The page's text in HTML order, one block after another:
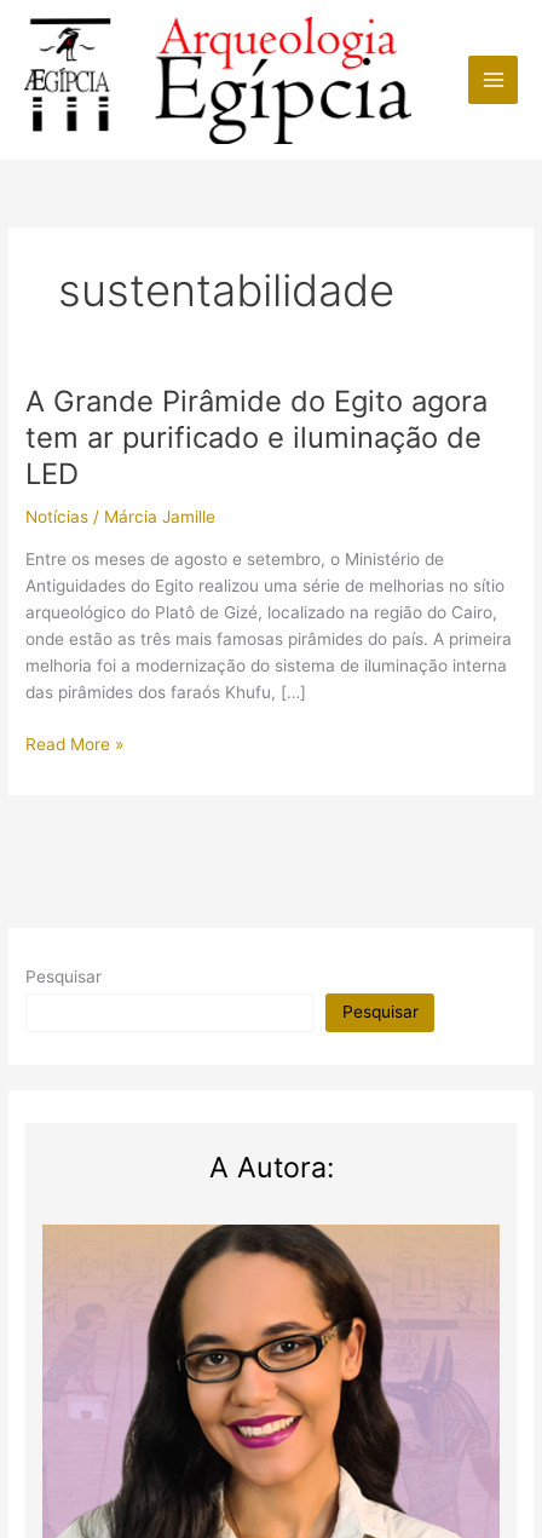
conteúdo
sustentabilidade
A Grande Pirâmide do Egito agora
tem ar purificado e iluminação de
LED
Notícias / Márcia Jamille
Entre os meses de agosto e setembro, o Ministério de
Antiguidades do Egito realizou uma série de melhorias no sítio
arqueológico do Platô de Gizé, localizado na região do Cairo,
onde estão as três mais famosas pirâmides do país. A primeira
melhoria foi a modernização do sistema de iluminação interna
das pirâmides dos faraós Khufu, […]
A
e
Read More »
Pesquisar
Pesquisar
A Autora: